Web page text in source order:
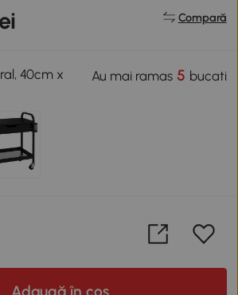
Compară
40cm x
Au mai ramas5 bucati